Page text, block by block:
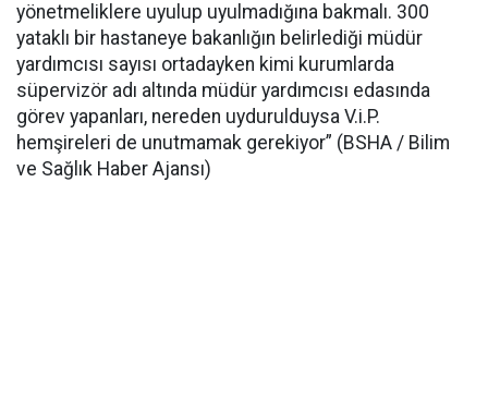
yönetmeliklere uyulup uyulmadığına bakmalı. 300
yataklı bir hastaneye bakanlığın belirlediği müdür
yardımcısı sayısı ortadayken kimi kurumlarda
süpervizör adı altında müdür yardımcısı edasında
görev yapanları, nereden uydurulduysa V.i.P.
hemşireleri de unutmamak gerekiyor” (BSHA / Bilim
ve Sağlık Haber Ajansı)